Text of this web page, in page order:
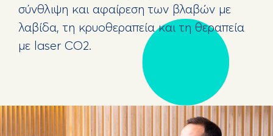
σύνθλιψη και αφαίρεση των βλαβών με
λαβίδα, τη κρυοθεραπεία και τη θεραπεία
με laser CO2.